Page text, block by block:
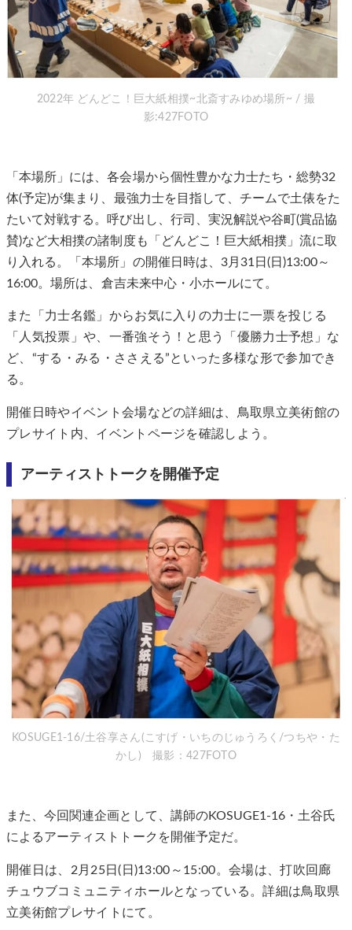
2022年 どんどこ！巨大紙相撲~北斎すみゆめ場所~ / 撮
影:427FOTO
「本場所」には、各会場から個性豊かな力士たち・総勢32
体(予定)が集まり、最強力士を目指して、チームで土俵をた
たいて対戦する。呼び出し、行司、実況解説や谷町(賞品協
賛)など大相撲の諸制度も「どんどこ！巨大紙相撲」流に取
り入れる。「本場所」の開催日時は、3月31日(日)13:00～
16:00。場所は、倉吉未来中心・小ホールにて。
また「力士名鑑」からお気に入りの力士に一票を投じる
「人気投票」や、一番強そう！と思う「優勝力士予想」な
ど、“する・みる・ささえる”といった多様な形で参加でき
る。
開催日時やイベント会場などの詳細は、鳥取県立美術館の
プレサイト内、イベントページを確認しよう。
アーティストトークを開催予定
KOSUGE1-16/土谷享さん(こすげ・いちのじゅうろく/つちや・た
かし) 撮影：427FOTO
また、今回関連企画として、講師のKOSUGE1‐16・土谷氏
によるアーティストトークを開催予定だ。
開催日は、2月25日(日)13:00～15:00。会場は、打吹回廊
チュウブコミュニティホールとなっている。詳細は鳥取県
立美術館プレサイトにて。